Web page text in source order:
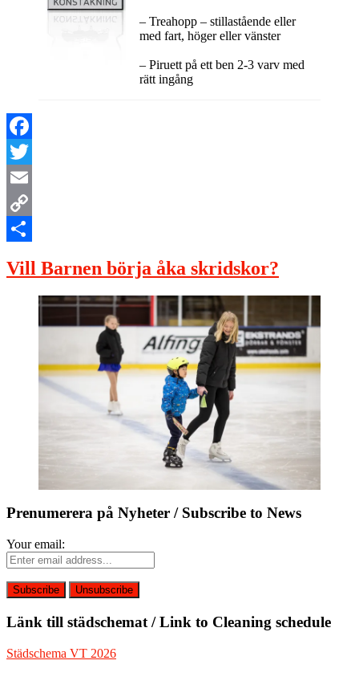
– Treahopp – stillastående eller
med fart, höger eller vänster
– Piruett på ett ben 2-3 varv med
rätt ingång
Facebook
Twitter
Email
Copy
Vill Barnen börja åka skridskor?
Prenumerera på Nyheter / Subscribe to News
Your email:
Länk till städschemat / Link to Cleaning schedule
Städschema VT 2026